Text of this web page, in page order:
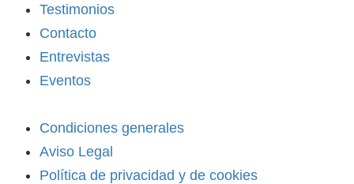
Testimonios
Contacto
Entrevistas
Eventos
Condiciones generales
Aviso Legal
Política de privacidad y de cookies